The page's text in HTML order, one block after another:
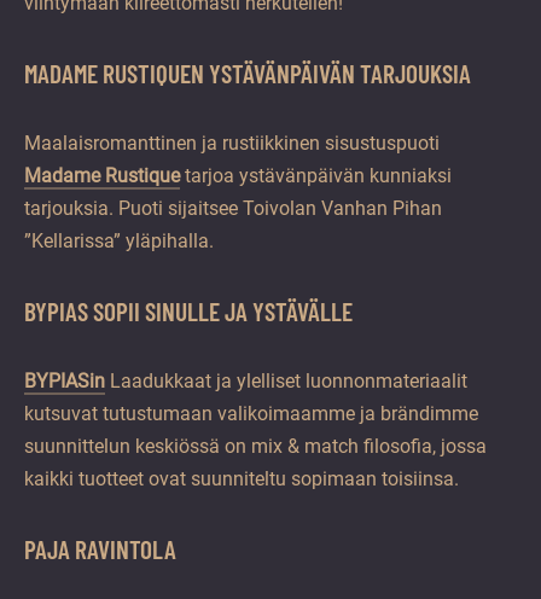
MADAME RUSTIQUEN YSTÄVÄNPÄIVÄN TARJOUKSIA
Maalaisromanttinen ja rustiikkinen sisustuspuoti
Madame Rustiquetarjoa ystävänpäivän kunniaksi
tarjouksia. Puoti sijaitsee Toivolan Vanhan Pihan
”Kellarissa” yläpihalla.
BYPIAS SOPII SINULLE JA YSTÄVÄLLE
BYPIASin Laadukkaat ja ylelliset luonnonmateriaalit
kutsuvat tutustumaan valikoimaamme ja brändimme
suunnittelun keskiössä on mix & match filosofia, jossa
kaikki tuotteet ovat suunniteltu sopimaan toisiinsa.
PAJA RAVINTOLA